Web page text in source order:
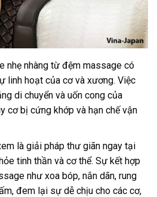
nhẹ nhàng từ đệm massage có
linh hoạt của cơ và xương. Việc
di chuyển và uốn cong của
cơ bị cứng khớp và hạn chế vận
là giải pháp thư giãn ngay tại
tinh thần và cơ thể. Sự kết hợp
như xoa bóp, nắn dãn, rung
đem lại sự dễ chịu cho các cơ,